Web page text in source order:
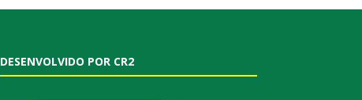
DESENVOLVIDO POR CR2